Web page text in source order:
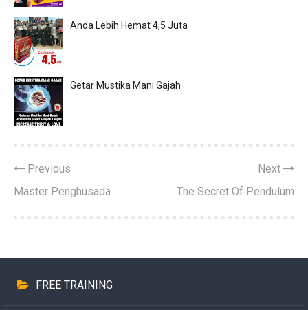
Anda Lebih Hemat 4,5 Juta
Getar Mustika Mani Gajah
Next
The Secret Of Pendulum
Previous
Master Penghusada
FREE TRAINING